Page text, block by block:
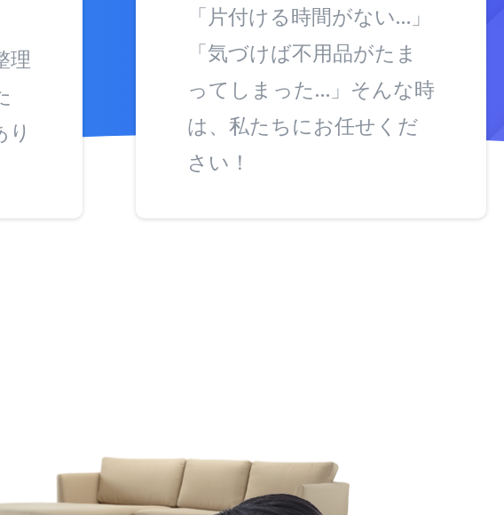
理
「片付ける時間がない…」
「気づけば不用品がたま
ってしまった…」そんな時
は、私たちにお任せくだ
さい！